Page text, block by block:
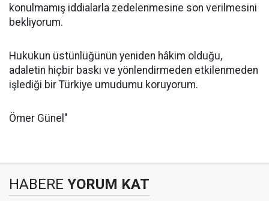
konulmamış iddialarla zedelenmesine son verilmesini
bekliyorum.
Hukukun üstünlüğünün yeniden hâkim olduğu,
adaletin hiçbir baskı ve yönlendirmeden etkilenmeden
işlediği bir Türkiye umudumu koruyorum.
Ömer Günel"
HABERE YORUM KAT